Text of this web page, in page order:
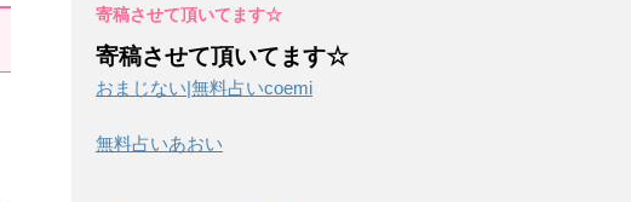
寄稿させて頂いてます☆
寄稿させて頂いてます☆
おまじない|無料占いcoemi
無料占いあおい